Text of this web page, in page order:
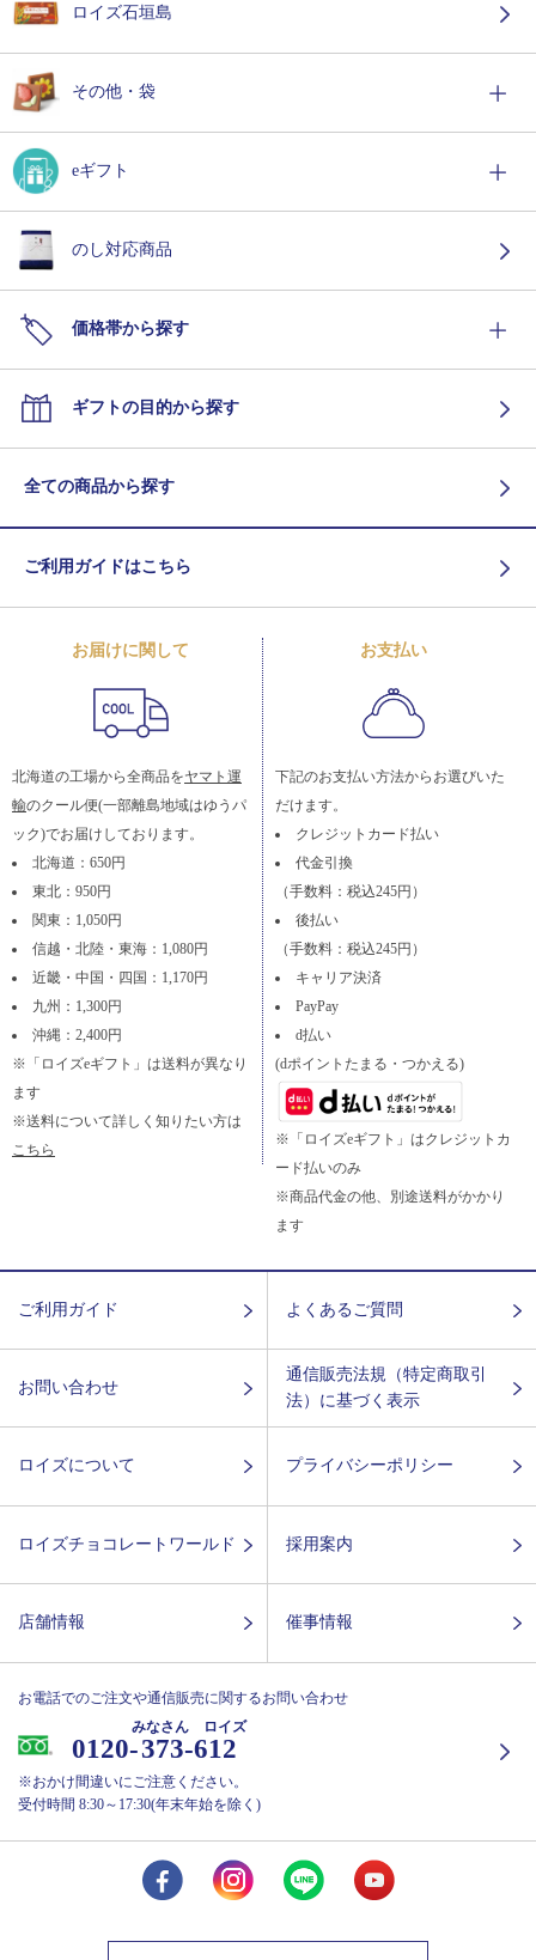
ロイズ石垣島
その他・袋
eギフト
のし対応商品
価格帯から探す
ギフトの目的から探す
全ての商品から探す
ご利用ガイドはこちら
お届けに関して
北海道の工場から全商品をヤマト運
輸のクール便(一部離島地域はゆうパ
ック)でお届けしております。
北海道：650円
東北：950円
関東：1,050円
信越・北陸・東海：1,080円
近畿・中国・四国：1,170円
九州：1,300円
沖縄：2,400円
※「ロイズeギフト」は送料が異なり
ます
※送料について詳しく知りたい方は
こちら
お支払い
下記のお支払い方法からお選びいた
だけます。
クレジットカード払い
代金引換
（手数料：税込245円）
後払い
（手数料：税込245円）
キャリア決済
PayPay
d払い
(dポイントたまる・つかえる)
※「ロイズeギフト」はクレジットカ
ード払いのみ
※商品代金の他、別途送料がかかり
ます
ご利用ガイド よくあるご質問
お問い合わせ
通信販売法規（特定商取引
法）に基づく表示
ロイズについて プライバシーポリシー
ロイズチョコレートワールド 採用案内
店舗情報 催事情報
お電話でのご注文や通信販売に関するお問い合わせ
0120-373-612
みなさん ロイズ
※おかけ間違いにご注意ください。
受付時間 8:30～17:30(年末年始を除く)